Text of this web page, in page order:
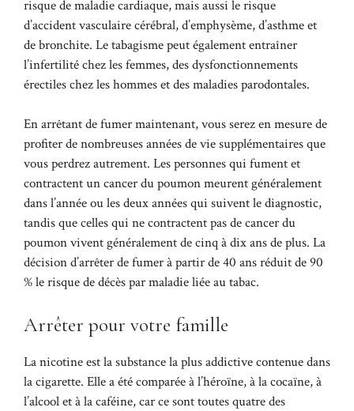
risque de maladie cardiaque, mais aussi le risque
d’accident vasculaire cérébral, d’emphysème, d’asthme et
de bronchite. Le tabagisme peut également entraîner
l’infertilité chez les femmes, des dysfonctionnements
érectiles chez les hommes et des maladies parodontales.
En arrêtant de fumer maintenant, vous serez en mesure de
profiter de nombreuses années de vie supplémentaires que
vous perdrez autrement. Les personnes qui fument et
contractent un cancer du poumon meurent généralement
dans l’année ou les deux années qui suivent le diagnostic,
tandis que celles qui ne contractent pas de cancer du
poumon vivent généralement de cinq à dix ans de plus. La
décision d’arrêter de fumer à partir de 40 ans réduit de 90
% le risque de décès par maladie liée au tabac.
Arrêter pour votre famille
La nicotine est la substance la plus addictive contenue dans
la cigarette. Elle a été comparée à l’héroïne, à la cocaïne, à
l’alcool et à la caféine, car ce sont toutes quatre des